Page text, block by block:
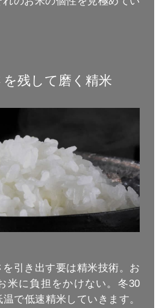
残して磨く精米
引き出す要は精米技術。お
米に負担をかけない。冬30
で低速精米していきます。